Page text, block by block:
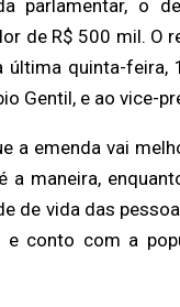
parlamentar, o
de R$ 500 mil. O
última quinta-
Gentil, e ao vice-
a emenda vai
a maneira,
de vida das
conto com a